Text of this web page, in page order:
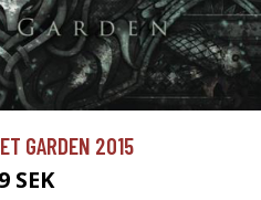
GARDEN 2015
SEK